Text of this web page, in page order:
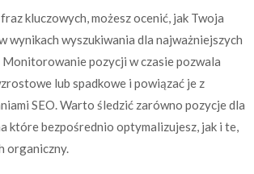
kluczowych, możesz ocenić, jak Twoja
wynikach wyszukiwania dla najważniejszych
Monitorowanie pozycji w czasie pozwala
lub spadkowe i powiązać je z
SEO. Warto śledzić zarówno pozycje dla
które bezpośrednio optymalizujesz, jak i te,
organiczny.